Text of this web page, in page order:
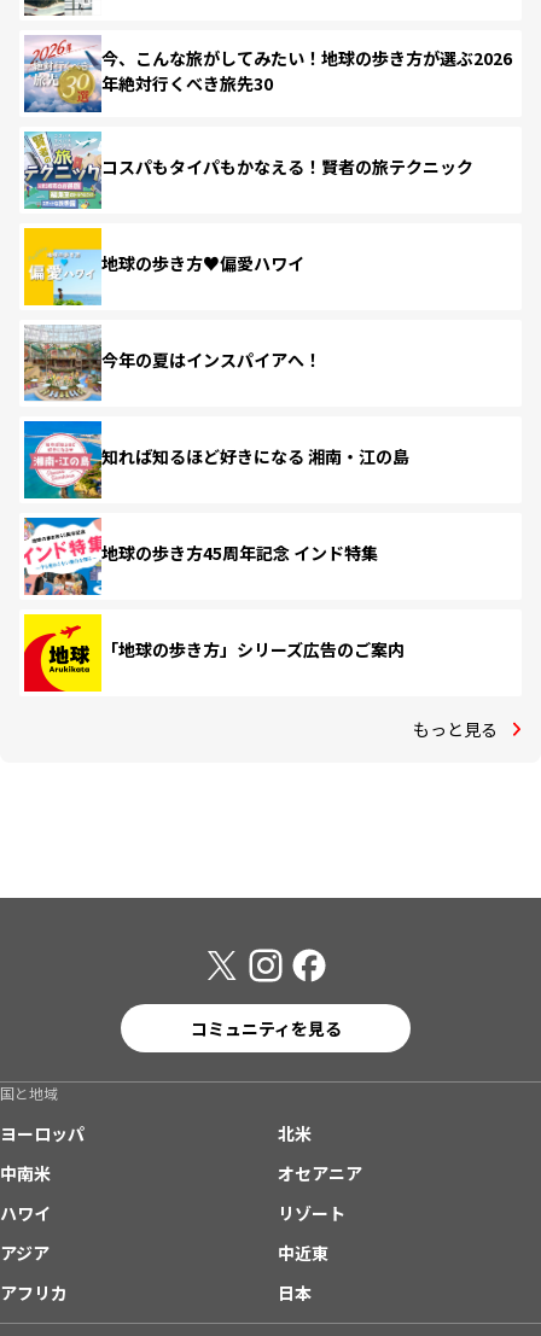
今、こんな旅がしてみたい！地球の歩き方が選ぶ2026
年絶対行くべき旅先30
コスパもタイパもかなえる！賢者の旅テクニック
地球の歩き方♥偏愛ハワイ
今年の夏はインスパイアへ！
知れば知るほど好きになる 湘南・江の島
地球の歩き方45周年記念 インド特集
「地球の歩き方」シリーズ広告のご案内
もっと見る
コミュニティを見る
国と地域
ヨーロッパ
北米
中南米
オセアニア
ハワイ
リゾート
アジア
中近東
アフリカ
日本